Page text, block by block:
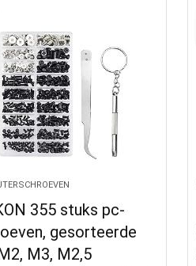
355 stuks pc-
gesorteerde
M3, M2,5